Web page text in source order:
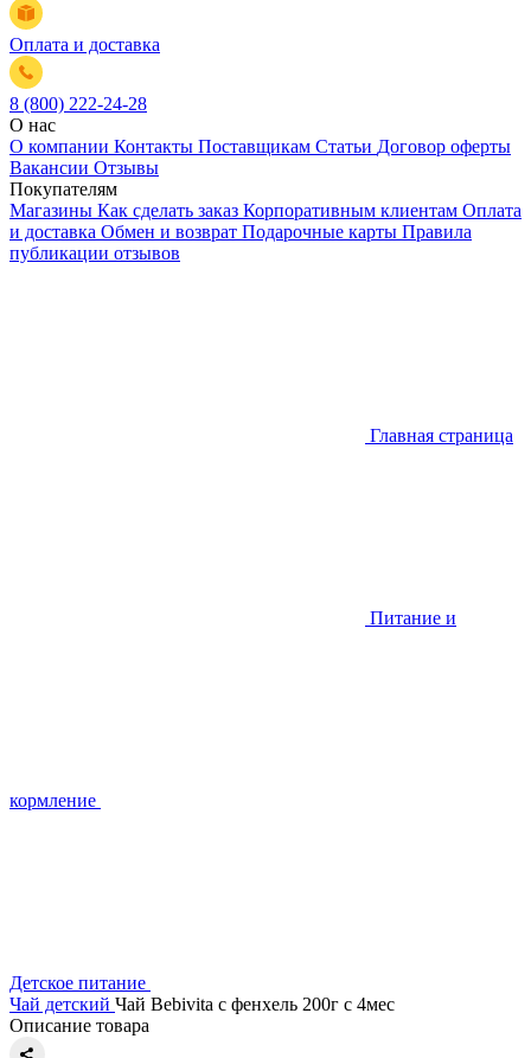
Оплата и доставка
8 (800) 222-24-28
О нас
О компании Контакты Поставщикам Статьи Договор оферты
Вакансии Отзывы
Покупателям
Магазины Как сделать заказ Корпоративным клиентам Оплата
и доставка Обмен и возврат Подарочные карты Правила
публикации отзывов
Главная страница
Питание и
кормление
Детское питание
Чай детский Чай Bebivita с фенхель 200г с 4мес
Описание товара